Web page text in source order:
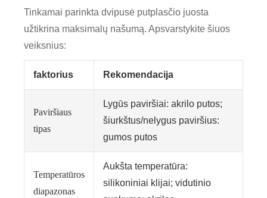
Tinkamai parinkta dvipusė putplasčio juosta
užtikrina maksimalų našumą. Apsvarstykite šiuos
veiksnius:
faktorius Rekomendacija
Paviršiaus
tipas
Lygūs paviršiai: akrilo putos;
šiurkštus/nelygus paviršius:
gumos putos
Temperatūros
diapazonas
Aukšta temperatūra:
silikoniniai klijai; vidutinio